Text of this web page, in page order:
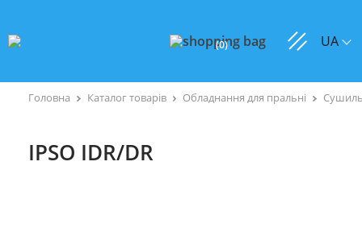
(0) UA
Головна Каталог товарів Обладнання для пральні
IPSO IDR/DR